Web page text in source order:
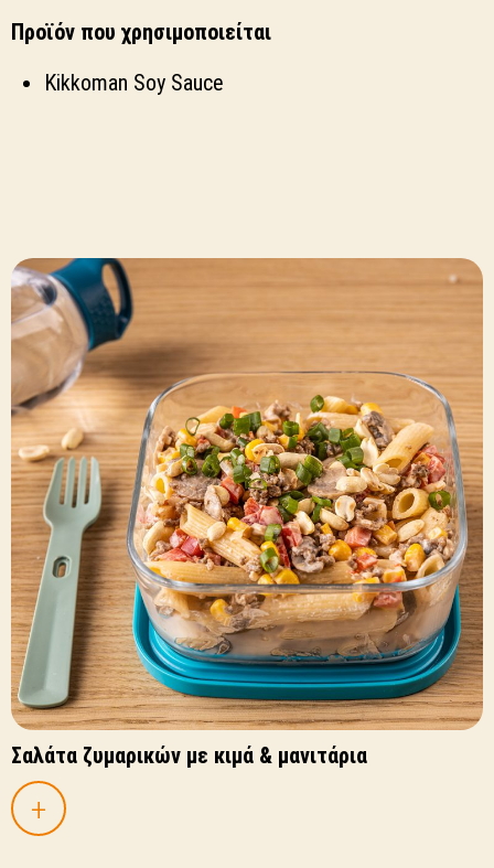
Προϊόν που χρησιμοποιείται
Kikkoman Soy Sauce
Σαλάτα ζυμαρικών με κιμά & μανιτάρια
+